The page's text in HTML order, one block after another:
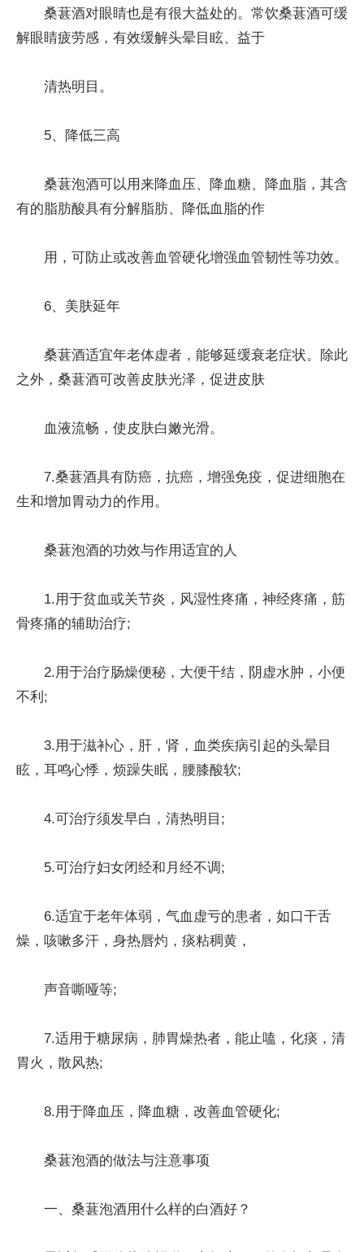
桑葚酒对眼睛也是有很大益处的。常饮桑葚酒可缓
解眼睛疲劳感，有效缓解头晕目眩、益于
清热明目。
5、降低三高
桑葚泡酒可以用来降血压、降血糖、降血脂，其含
有的脂肪酸具有分解脂肪、降低血脂的作
用，可防止或改善血管硬化增强血管韧性等功效。
6、美肤延年
桑葚酒适宜年老体虚者，能够延缓衰老症状。除此
之外，桑葚酒可改善皮肤光泽，促进皮肤
血液流畅，使皮肤白嫩光滑。
7.桑葚酒具有防癌，抗癌，增强免疫，促进细胞在
生和增加胃动力的作用。
桑葚泡酒的功效与作用适宜的人
1.用于贫血或关节炎，风湿性疼痛，神经疼痛，筋
骨疼痛的辅助治疗;
2.用于治疗肠燥便秘，大便干结，阴虚水肿，小便
不利;
3.用于滋补心，肝，肾，血类疾病引起的头晕目
眩，耳鸣心悸，烦躁失眠，腰膝酸软;
4.可治疗须发早白，清热明目;
5.可治疗妇女闭经和月经不调;
6.适宜于老年体弱，气血虚亏的患者，如口干舌
燥，咳嗽多汗，身热唇灼，痰粘稠黄，
声音嘶哑等;
7.适用于糖尿病，肺胃燥热者，能止嗑，化痰，清
胃火，散风热;
8.用于降血压，降血糖，改善血管硬化;
桑葚泡酒的做法与注意事项
一、桑葚泡酒用什么样的白酒好？